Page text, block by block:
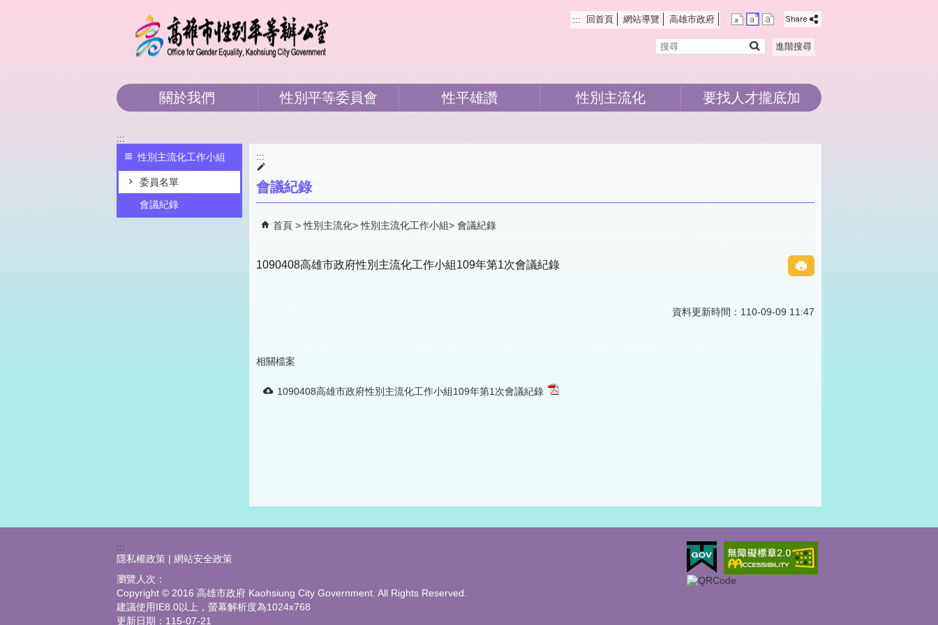
::: 回首頁 網站導覽 高雄市政府
搜
尋
進階搜尋
關於我們 性別平等委員會 性平雄讚 性別主流化 要找人才攏底加
:::
性別主流化工作小組
委員名單
會議紀錄
:::
會議紀錄
首頁 性別主流化 性別主流化工作小組 會議紀錄
1090408高雄市政府性別主流化工作小組109年第1次會議紀錄
資料更新時間：110-09-09 11:47
相關檔案
1090408高雄市政府性別主流化工作小組109年第1次會議紀錄
:::
隱私權政策 | 網站安全政策
瀏覽人次：
Copyright © 2016 高雄市政府 Kaohsiung City Government. All Rights Reserved.
建議使用IE8.0以上，螢幕解析度為1024x768
更新日期： 115-07-21